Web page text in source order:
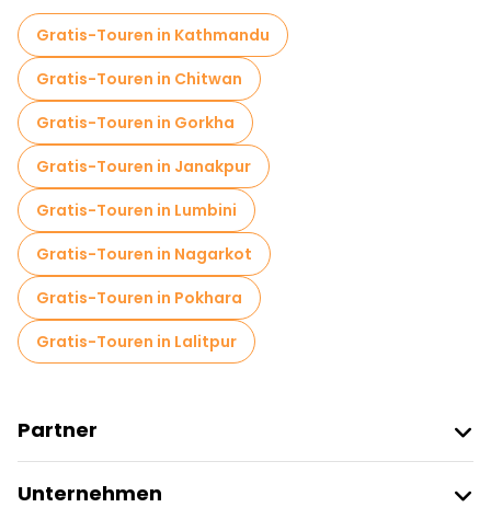
Gratis-Touren in Kathmandu
Gratis-Touren in Chitwan
Gratis-Touren in Gorkha
Gratis-Touren in Janakpur
Gratis-Touren in Lumbini
Gratis-Touren in Nagarkot
Gratis-Touren in Pokhara
Gratis-Touren in Lalitpur
Partner
Anbieter-Anmeldung
Unternehmen